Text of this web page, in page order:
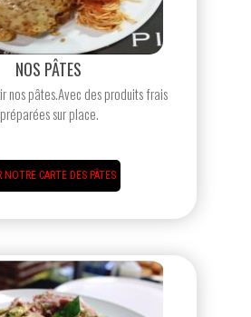
NOS PÂTES
nos pâtes.Avec des produits frais
sur place.
NOTRE CARTE DES PÂTES